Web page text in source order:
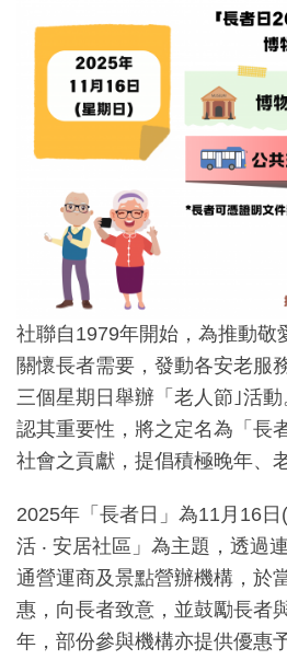
社聯自1979年開始，為推動敬
關懷長者需要，發動各安老服
三個星期日舉辦「老人節｣活
認其重要性，將之定名為「長
社會之貢獻，提倡積極晚年、
2025年「長者日」為11月16
活 ‧ 安居社區」為主題，透過
通營運商及景點營辦機構，於
惠，向長者致意，並鼓勵長者
年，部份參與機構亦提供優惠